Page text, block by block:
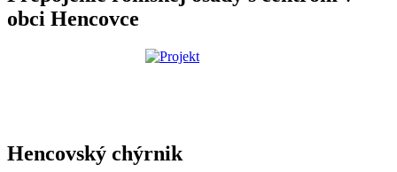
obci Hencovce
Hencovský chýrnik